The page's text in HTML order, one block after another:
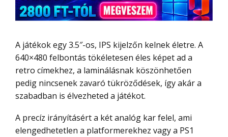
A játékok egy 3.5″-os, IPS kijelzőn kelnek életre. A
640×480 felbontás tökéletesen éles képet ad a
retro címekhez, a laminálásnak köszönhetően
pedig nincsenek zavaró tükröződések, így akár a
szabadban is élvezheted a játékot.
A precíz irányításért a két analóg kar felel, ami
elengedhetetlen a platformerekhez vagy a PS1